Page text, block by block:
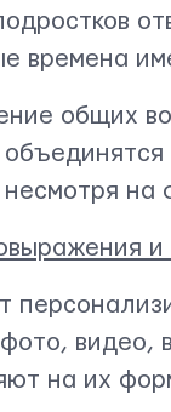
времена
общих
на
видео,
на их